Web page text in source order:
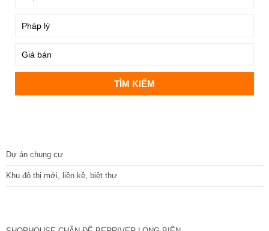
Dự án chung cư
Khu đô thị mới, liền kề, biệt thự